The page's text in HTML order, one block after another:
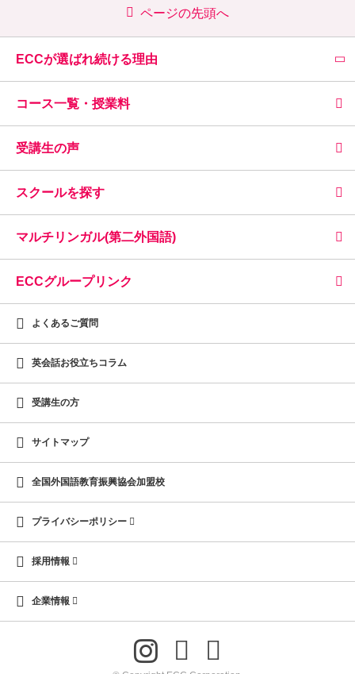
ページの先頭へ
ECCが選ばれ続ける理由
コース一覧・授業料
受講生の声
スクールを探す
マルチリンガル(第二外国語)
ECCグループリンク
よくあるご質問
英会話お役立ちコラム
受講生の方
サイトマップ
全国外国語教育振興協会加盟校
プライバシーポリシー
採用情報
企業情報